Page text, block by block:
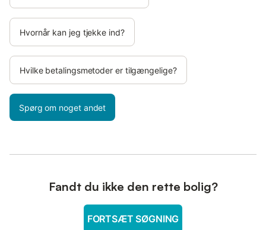
Hvornår kan jeg tjekke ind?
Hvilke betalingsmetoder er tilgængelige?
Spørg om noget andet
Fandt du ikke den rette bolig?
FORTSÆT SØGNING